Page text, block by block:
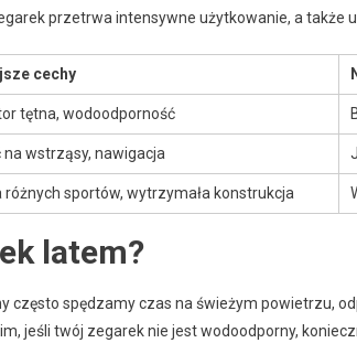
przetrwa intensywne użytkowanie, a także
cechy
tętna, wodoodporność
na wstrząsy, nawigacja
różnych sportów, wytrzymała konstrukcja
latem?
często spędzamy czas na świeżym powietrzu,
jeśli twój zegarek nie jest wodoodporny,